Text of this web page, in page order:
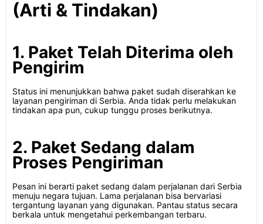
(Arti & Tindakan)
1. Paket Telah Diterima oleh
Pengirim
Status ini menunjukkan bahwa paket sudah diserahkan ke
layanan pengiriman di Serbia. Anda tidak perlu melakukan
tindakan apa pun, cukup tunggu proses berikutnya.
2. Paket Sedang dalam
Proses Pengiriman
Pesan ini berarti paket sedang dalam perjalanan dari Serbia
menuju negara tujuan. Lama perjalanan bisa bervariasi
tergantung layanan yang digunakan. Pantau status secara
berkala untuk mengetahui perkembangan terbaru.